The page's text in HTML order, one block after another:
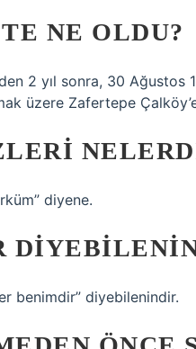
NE OLDU?
2 yıl sonra, 30 Ağustos
üzere Zafertepe
diyene.
benimdir” diyebilenindir.